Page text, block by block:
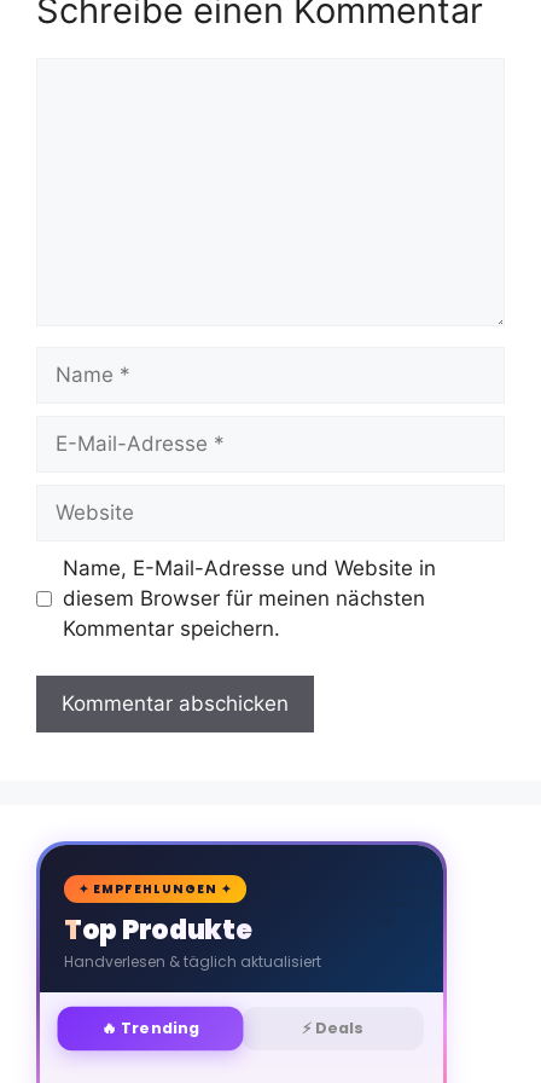
Schreibe einen Kommentar
Name
Website
Name, E-Mail-Adresse und Website in
diesem Browser für meinen nächsten
Kommentar speichern.
🛒
✦ EMPFEHLUNGEN ✦
Top Produkte
Handverlesen & täglich aktualisiert
🔥 Trending ⚡ Deals